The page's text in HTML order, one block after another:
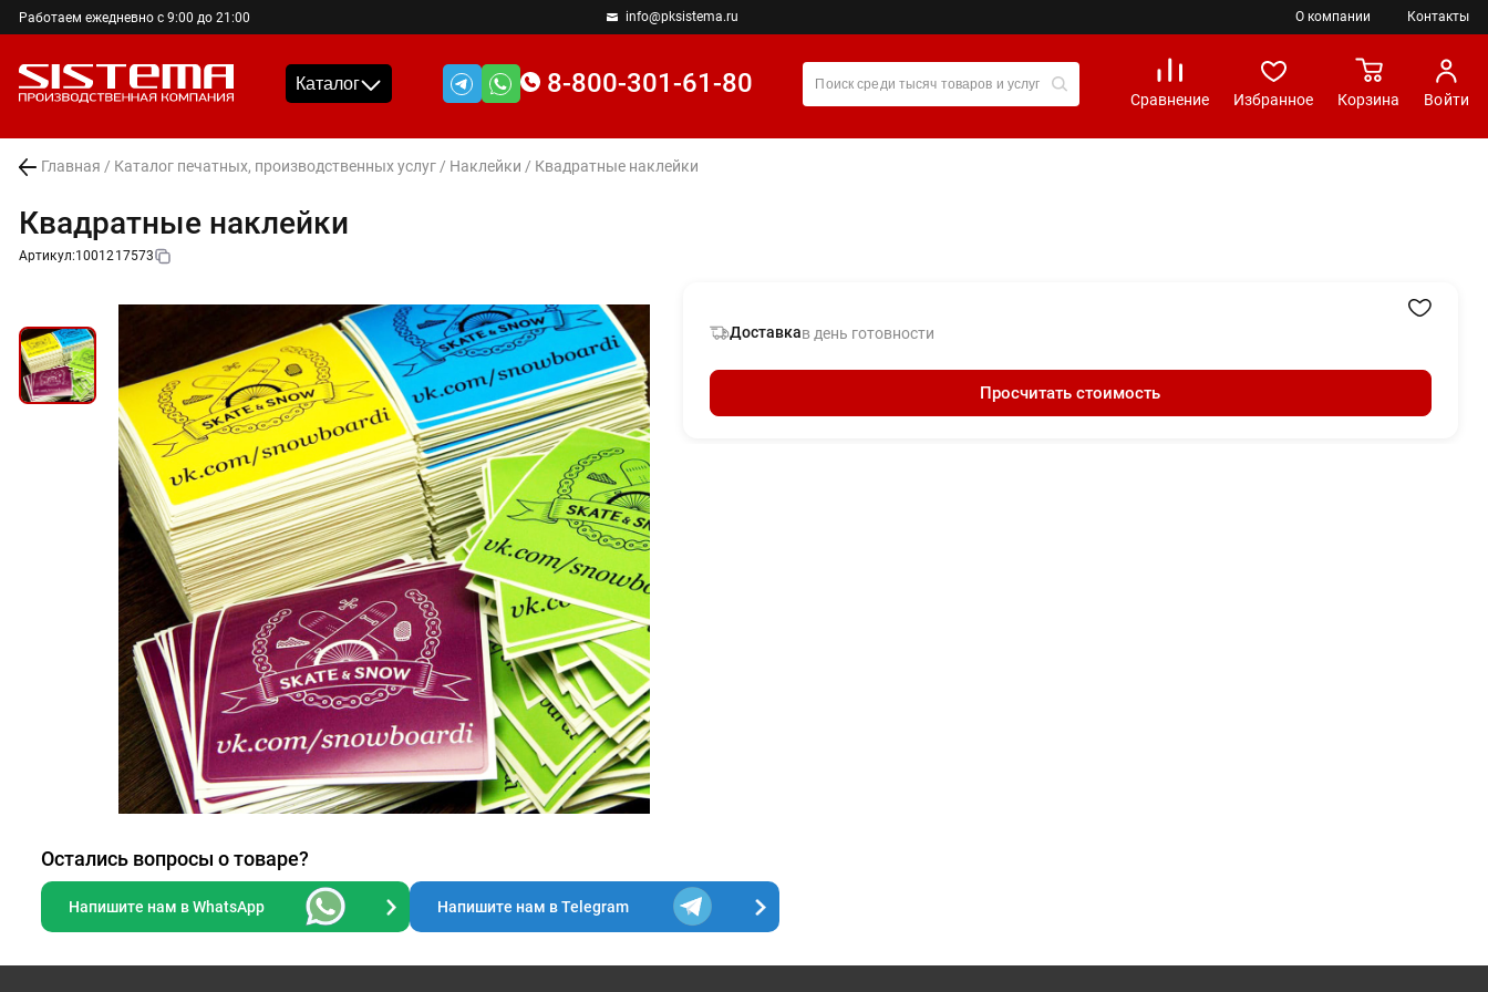
Работаем ежедневно с 9:00 до 21:00 info@pksistema.ru О компании Контакты
Каталог 8-800-301-61-80
Сравнение Избранное Корзина Войти
Главная / Каталог печатных, производственных услуг / Наклейки / Квадратные наклейки
Квадратные наклейки
Артикул:1001217573
Доставкав день готовности
Просчитать стоимость
Остались вопросы о товаре?
Напишите нам в WhatsApp Напишите нам в Telegram